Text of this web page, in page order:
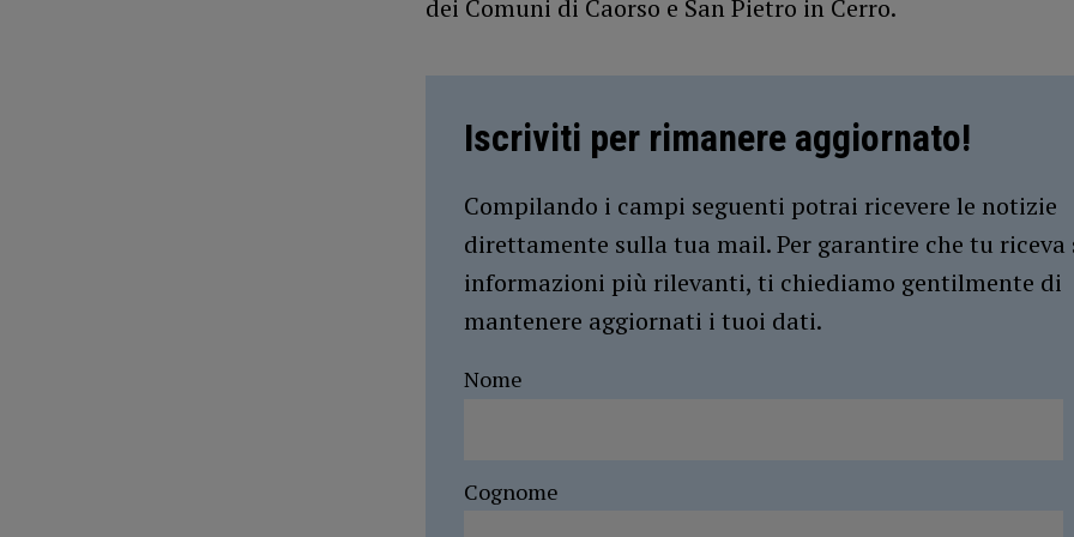
dei Comuni di Caorso e San Pietro in Cerro.
Iscriviti per rimanere aggiornato!
Compilando i campi seguenti potrai ricevere le notizie
direttamente sulla tua mail. Per garantire che tu riceva
informazioni più rilevanti, ti chiediamo gentilmente di
mantenere aggiornati i tuoi dati.
Nome
Cognome